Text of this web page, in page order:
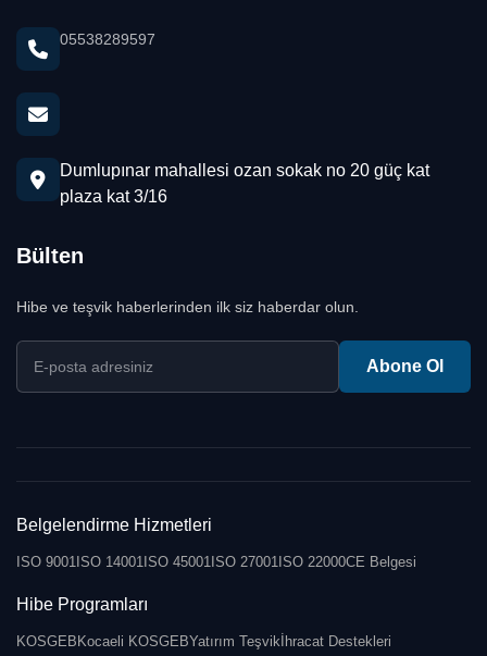
05538289597
Dumlupınar mahallesi ozan sokak no 20 güç kat
plaza kat 3/16
Bülten
Hibe ve teşvik haberlerinden ilk siz haberdar olun.
Abone Ol
Belgelendirme Hizmetleri
ISO 9001 ISO 14001 ISO 45001 ISO 27001 ISO 22000CE Belgesi
Hibe Programları
KOSGEB Kocaeli KOSGEBYatırım Teşvik İhracat Destekleri